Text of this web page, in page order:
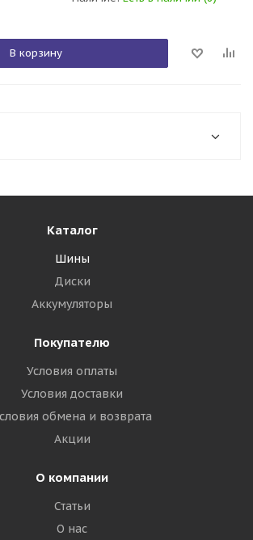
В корзину
Каталог
Шины
Диски
Аккумуляторы
Покупателю
Условия оплаты
Условия доставки
обмена и возврата
Акции
О компании
Статьи
О нас